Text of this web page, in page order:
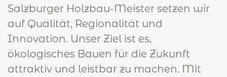
Salzburger Holzbau-Meister setzen wir
auf Qualität, Regionalität und
Innovation. Unser Ziel ist es,
ökologisches Bauen für die Zukunft
attraktiv und leistbar zu machen. Mit